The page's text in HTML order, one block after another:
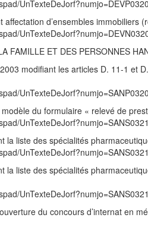
d’ensembles immobiliers
FAMILLE ET DES PERSONNES
modifiant les articles D. 11-1 et
du formulaire « relevé de
la liste des spécialités
la liste des spécialités
du concours d’internat en